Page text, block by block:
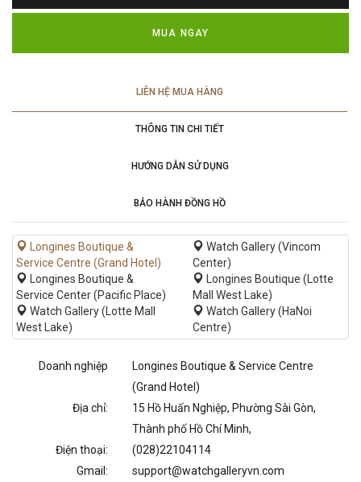
MUA NGAY
LIÊN HỆ MUA HÀNG
THÔNG TIN CHI TIẾT
HƯỚNG DẪN SỬ DỤNG
BẢO HÀNH ĐỒNG HỒ
Longines Boutique &
Service Centre (Grand Hotel)
Watch Gallery (Vincom
Center)
Longines Boutique &
Service Center (Pacific Place)
Longines Boutique (Lotte
Mall West Lake)
Watch Gallery (Lotte Mall
West Lake)
Watch Gallery (HaNoi
Centre)
Doanh nghiệp
Longines Boutique & Service Centre
(Grand Hotel)
Địa chỉ:
15 Hồ Huấn Nghiệp, Phường Sài Gòn,
Thành phố Hồ Chí Minh,
Điện thoại:
(028)22104114
Gmail:
support@watchgalleryvn.com